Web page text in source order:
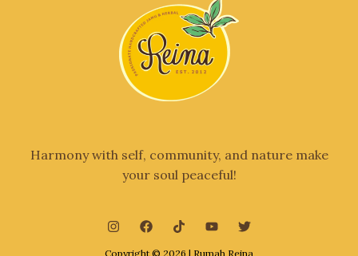
Harmony with self, community, and nature make
your soul peaceful!
Copyright © 2026 | Rumah Reina